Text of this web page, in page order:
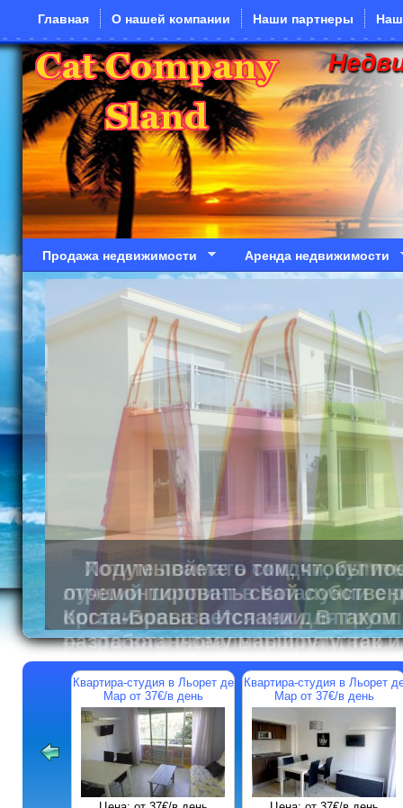
Перейти к основному содержанию
Главная О нашей компании Наши партнеры
Продажа недвижимости Аренда недвижимости
Подумываете о том, чтобы
отремонтировать свой
Коста-Брава в Испании. В
— это ваш идеальный партнер.
Квартира-студия в Льорет де
Мар от 37€/в день
Квартира-студия в Льорет
Мар от 37€/в день